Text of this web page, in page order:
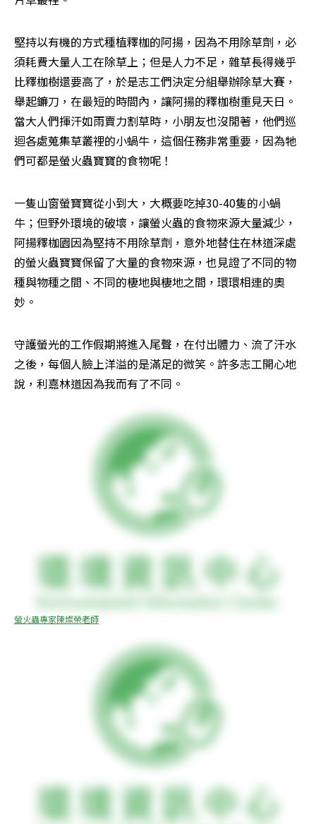
堅持以有機的方式種植釋枷的阿揚，因為不用除草劑，必
須耗費大量人工在除草上；但是人力不足，雜草長得幾乎
比釋枷樹還要高了，於是志工們決定分組舉辦除草大賽，
舉起鐮刀，在最短的時間內，讓阿揚的釋枷樹重見天日。
當大人們揮汗如雨賣力割草時，小朋友也沒閒著，他們巡
迴各處蒐集草叢裡的小蝸牛，這個任務非常重要，因為牠
們可都是螢火蟲寶寶的食物呢！
一隻山窗螢寶寶從小到大，大概要吃掉30-40隻的小蝸
牛；但野外環境的破壞，讓螢火蟲的食物來源大量減少，
阿揚釋枷園因為堅持不用除草劑，意外地替住在林道深處
的螢火蟲寶寶保留了大量的食物來源，也見證了不同的物
種與物種之間、不同的棲地與棲地之間，環環相連的奧
妙。
守護螢光的工作假期將進入尾聲，在付出體力、流了汗水
之後，每個人臉上洋溢的是滿足的微笑。許多志工開心地
說，利嘉林道因為我而有了不同。
螢火蟲專家陳燦榮老師